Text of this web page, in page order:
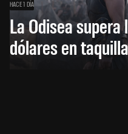
HACE 1 DÍA
La Odisea
dólares en